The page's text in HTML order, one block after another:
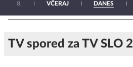
7. 8. VČERAJ DANES
TV spored za TV SLO 2